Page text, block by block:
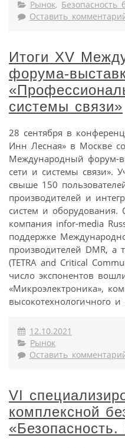
Рынок, Безопасность
Оставить
Итоги XV
форума-
системы связи»
28 сентября в
Инн Лесная» в Москве
Международный форум-
сети и системы связи».
свыше 150
производителей и
систем и
компания infor-media
поддержке
производителей DMR, а
(TETRA and Critical
число экспонентов
«Микроэлектроника»,
высокотехнологичного и
12.10.2021
Рынок
Оставить
VI
комплексной